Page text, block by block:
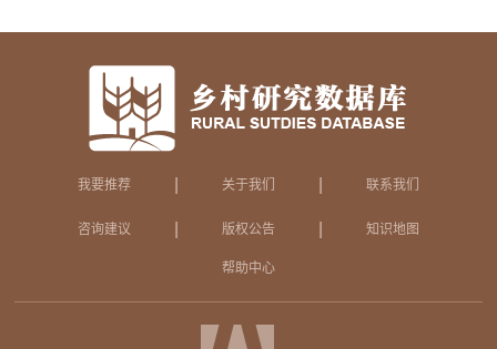
我要推荐 关于我们 联系我们
咨询建议 版权公告 知识地图
帮助中心